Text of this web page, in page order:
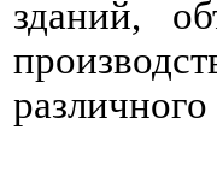
зданий,